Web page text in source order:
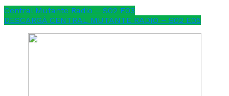
Central Mutante Radio – S02 E03
DESCARGÁ CENTRAL MUTANTE RADIO – S02 E05